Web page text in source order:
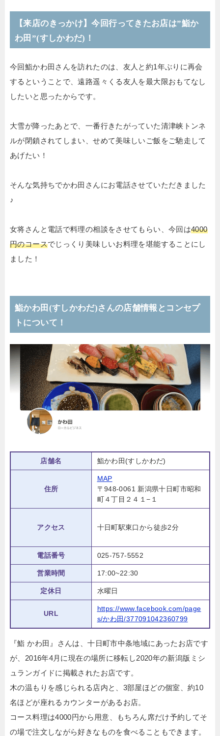
【来店のきっかけ】今回行ってきたお店は”鮨か
わ田”(すしかわだ)！
今回鮨かわ田さんを訪れたのは、友人と約1年ぶりに再会
するということで、遠路遥々くる友人を最大限おもてなし
したいと思ったからです。
大雪が降ったあとで、一番行きたがっていた清津峡トンネ
ルが閉鎖されてしまい、せめて美味しいご飯をご馳走して
あげたい！
そんな気持ちでかわ田さんにお電話させていただきました
♪
女将さんと電話で料理の相談をさせてもらい、今回は4000
円のコースでじっくり美味しいお料理を堪能することにし
ました！
鮨かわ田(すしかわだ)さんの店舗情報とコンセプ
トについて！
店舗名 鮨かわ田(すしかわだ)
住所
MAP
〒948-0061 新潟県十日町市昭和
町４丁目２４１−１
アクセス 十日町駅東口から徒歩2分
電話番号 025-757-5552
営業時間 17:00~22:30
定休日 水曜日
URL
https://www.facebook.com/page
s/かわ田/377091042360799
『鮨 かわ田』さんは、十日町市中条地域にあったお店です
が、2016年4月に現在の場所に移転し2020年の新潟版ミシ
ュランガイドに掲載されたお店です。
木の温もりを感じられる店内と、3部屋ほどの個室、約10
名ほどが座れるカウンターがあるお店。
コース料理は4000円から用意、もちろん席だけ予約してそ
の場で注文しながら好きなものを食べることもできます。